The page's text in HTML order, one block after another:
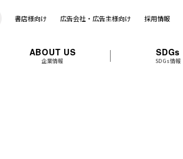
書店様向け 広告会社・広告主様向け 採用情報
ABOUT US
企業情報
SDGs
SDGs情報